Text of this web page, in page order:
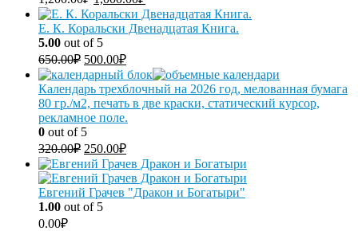
Е. К. Коральски Двенадцатая Книга.
5.00 out of 5
650.00₽ 500.00₽
Календарь трехблочный на 2026 год, мелованная бумага
80 гр./м2, печать в две краски, статический курсор,
рекламное поле.
0 out of 5
320.00₽ 250.00₽
Евгений Грачев "Дракон и Богатыри"
1.00 out of 5
0.00₽